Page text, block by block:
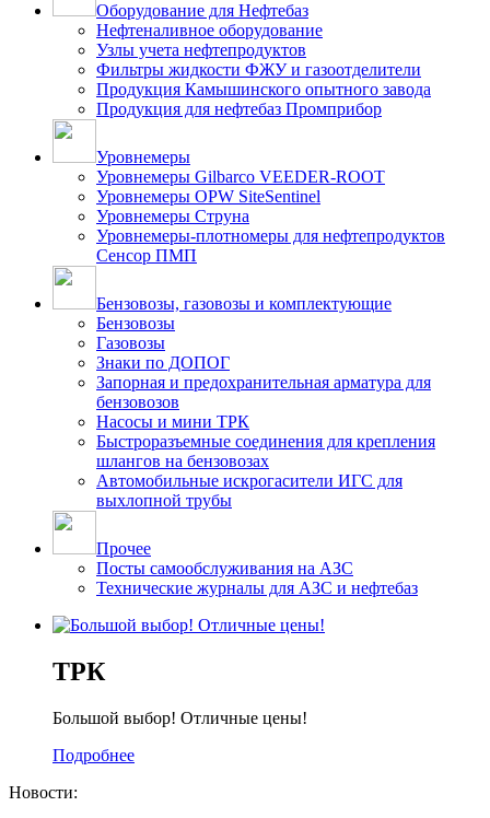
Оборудование для Нефтебаз
Нефтеналивное оборудование
Узлы учета нефтепродуктов
Фильтры жидкости ФЖУ и газоотделители
Продукция Камышинского опытного завода
Продукция для нефтебаз Промприбор
Уровнемеры
Уровнемеры Gilbarco VEEDER-ROOT
Уровнемеры OPW SiteSentinel
Уровнемеры Струна
Уровнемеры-плотномеры для нефтепродуктов
Сенсор ПМП
Бензовозы, газовозы и комплектующие
Бензовозы
Газовозы
Знаки по ДОПОГ
Запорная и предохранительная арматура для
бензовозов
Насосы и мини ТРК
Быстроразъемные соединения для крепления
шлангов на бензовозах
Автомобильные искрогасители ИГС для
выхлопной трубы
Прочее
Посты самообслуживания на АЗС
Технические журналы для АЗС и нефтебаз
ТРК
Большой выбор! Отличные цены!
Подробнее
Новости: